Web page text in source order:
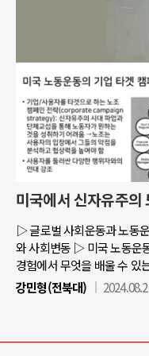
미국에서 신자유주의
▷ 글로벌 사회운동과 노동
와 사회변동 ▷ 미국 노동운
경험에서 무엇을 배울 수 있
강민형(전북대)